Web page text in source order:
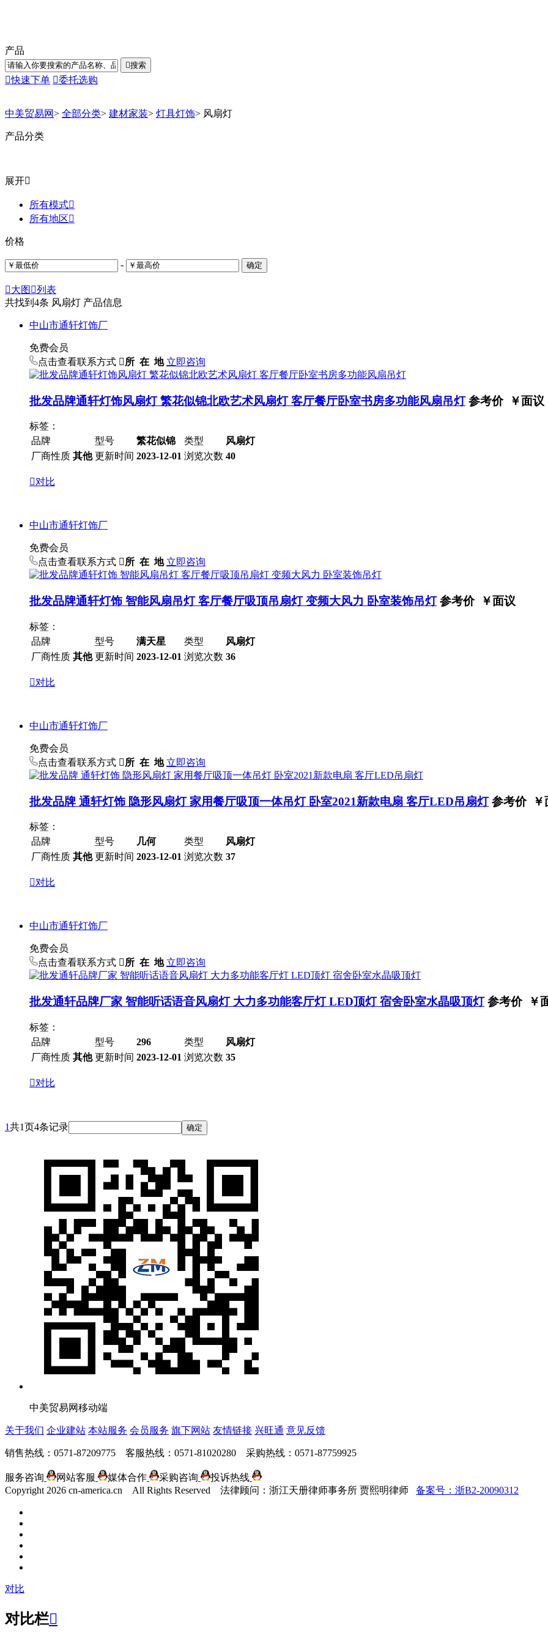
产品
搜索
快速下单 委托选购
中美贸易网> 全部分类> 建材家装> 灯具灯饰> 风扇灯
产品分类
展开
所有模式
所有地区
价格
- 确定
大图 列表
共找到 4条 风扇灯 产品信息
中山市通轩灯饰厂
免费会员
点击查看联系方式 所 在 地 立即咨询
批发品牌通轩灯饰风扇灯 繁花似锦北欧艺术风扇灯 客厅餐厅卧室书房多功能风扇吊灯 参考价 ￥面议
标签：
品牌
型号 繁花似锦 类型
风扇灯
厂商性质 其他 更新时间 2023-12-01 浏览次数 40
对比
中山市通轩灯饰厂
免费会员
点击查看联系方式 所 在 地 立即咨询
批发品牌通轩灯饰 智能风扇吊灯 客厅餐厅吸顶吊扇灯 变频大风力 卧室装饰吊灯 参考价 ￥面议
标签：
品牌
型号 满天星 类型
风扇灯
厂商性质 其他 更新时间 2023-12-01 浏览次数 36
对比
中山市通轩灯饰厂
免费会员
点击查看联系方式 所 在 地 立即咨询
批发品牌 通轩灯饰 隐形风扇灯 家用餐厅吸顶一体吊灯 卧室2021新款电扇 客厅LED吊扇灯 参考价 ￥
标签：
品牌
型号 几何 类型
风扇灯
厂商性质 其他 更新时间 2023-12-01 浏览次数 37
对比
中山市通轩灯饰厂
免费会员
点击查看联系方式 所 在 地 立即咨询
批发通轩品牌厂家 智能听话语音风扇灯 大力多功能客厅灯 LED顶灯 宿舍卧室水晶吸顶灯 参考价 ￥
标签：
品牌
型号 296 类型
风扇灯
厂商性质 其他 更新时间 2023-12-01 浏览次数 35
对比
1共1页4条记录 确定
中美贸易网移动端
关于我们 企业建站 本站服务 会员服务 旗下网站 友情链接 兴旺通 意见反馈
销售热线：0571-87209775 客服热线：0571-81020280 采购热线：0571-87759925
服务咨询 网站客服 媒体合作 采购咨询
投诉热线
Copyright 2026 cn-america.cn All Rights Reserved 法律顾问：浙江天册律师事务所 贾熙明律师 备案号：浙B2-20090312
对比
对比栏